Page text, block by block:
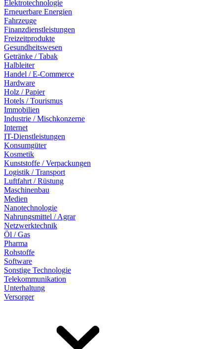
Elektrotechnologie
Erneuerbare Energien
Fahrzeuge
Finanzdienstleistungen
Freizeitprodukte
Gesundheitswesen
Getränke / Tabak
Halbleiter
Handel / E-Commerce
Hardware
Holz / Papier
Hotels / Tourismus
Immobilien
Industrie / Mischkonzerne
Internet
IT-Dienstleistungen
Konsumgüter
Kosmetik
Kunststoffe / Verpackungen
Logistik / Transport
Luftfahrt / Rüstung
Maschinenbau
Medien
Nanotechnologie
Nahrungsmittel / Agrar
Netzwerktechnik
Öl / Gas
Pharma
Rohstoffe
Software
Sonstige Technologie
Telekommunikation
Unterhaltung
Versorger